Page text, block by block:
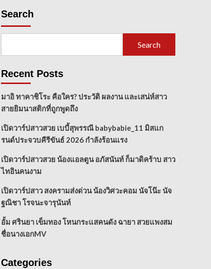
Search
Search
Recent Posts
มาอิ ทาคาชิโระ คือใคร? ประวัติ ผลงาน และเสน่ห์สาว
สายยิมนาสติกที่ถูกพูดถึง
เปิดวาร์ปสาวสวย เบบี้สุพรรณี babybabie_11 มิสแก
รนด์ประจวบคีรีขันธ์ 2026 กำลังร้อนแรง
เปิดวาร์ปสาวสวย น้องแอลตูน อภัสนันท์ ก็มาดิคร้าบ สาว
ไทอินคนงาม
เปิดวาร์ปสาว สงครามส่งด่วน น้องวิศวะคอม นัจโน๊ะ นัจ
ฐณิชา โรจนะจารุนันท์
อั้ม ศรินยา เข็มทอง โหนกระแสคนดัง ฉายา สวยแพงสม
ชื่อนางเอกMV
Categories